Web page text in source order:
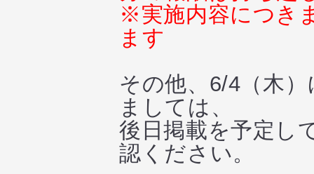
※実施内容につき
ます
その他、6/4（木
ましては、
後日掲載を予定し
認ください。